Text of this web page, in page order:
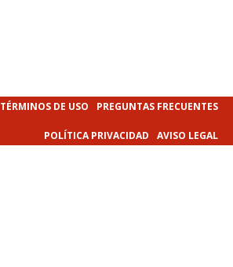
TÉRMINOS DE USO PREGUNTAS FRECUENTES
POLÍTICA PRIVACIDAD AVISO LEGAL